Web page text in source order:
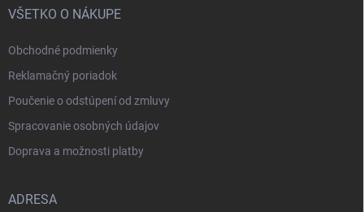
VŠETKO O NÁKUPE
Obchodné podmienky
Reklamačný poriadok
Poučenie o odstúpení od zmluvy
Spracovanie osobných údajov
Doprava a možnosti platby
ADRESA